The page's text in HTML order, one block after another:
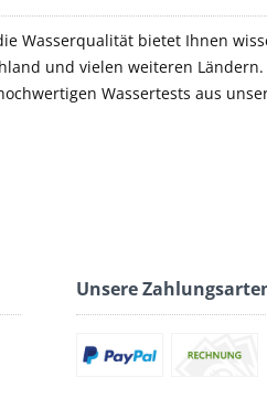
Wasserqualität bietet Ihnen
und vielen weiteren Ländern.
Wassertests aus
Unsere